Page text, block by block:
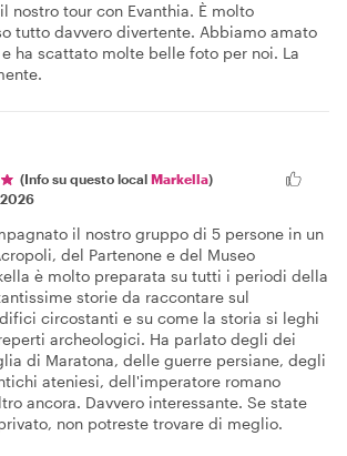
nostro tour con Evanthia. È molto
tutto davvero divertente. Abbiamo amato
ha scattato molte belle foto per noi. La
(Info su questo local Markella)
il nostro gruppo di 5 persone in un
del Partenone e del Museo
è molto preparata su tutti i periodi della
storie da raccontare sul
circostanti e su come la storia si leghi
archeologici. Ha parlato degli dei
di Maratona, delle guerre persiane, degli
ateniesi, dell'imperatore romano
ancora. Davvero interessante. Se state
non potreste trovare di meglio.